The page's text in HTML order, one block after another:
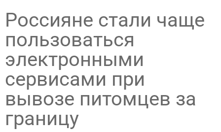
Россияне стали чаще
пользоваться
электронными
сервисами при
вывозе питомцев за
границу